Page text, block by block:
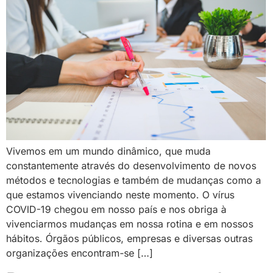
Vivemos em um mundo dinâmico, que muda
constantemente através do desenvolvimento de novos
métodos e tecnologias e também de mudanças como a
que estamos vivenciando neste momento. O vírus
COVID-19 chegou em nosso país e nos obriga à
vivenciarmos mudanças em nossa rotina e em nossos
hábitos. Órgãos públicos, empresas e diversas outras
organizações encontram-se […]